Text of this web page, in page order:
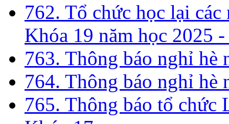
762. Tổ chức học lại
Khóa 19 năm học 2025
763. Thông báo nghỉ hè
764. Thông báo nghỉ hè
765. Thông báo tổ chức